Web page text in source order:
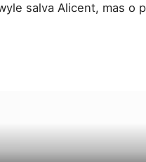
salva Alicent, mas o